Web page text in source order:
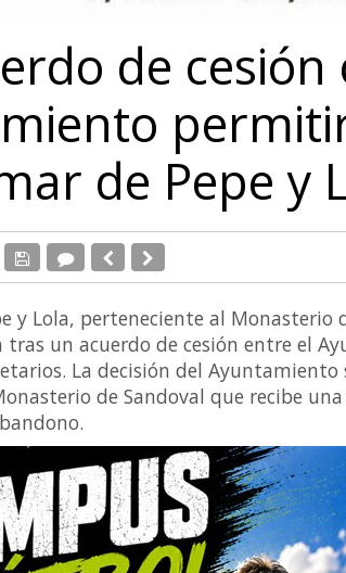
de cesión
de Pepe y
y Lola, perteneciente al Monasterio
tras un acuerdo de cesión entre el
La decisión del
de Sandoval que recibe